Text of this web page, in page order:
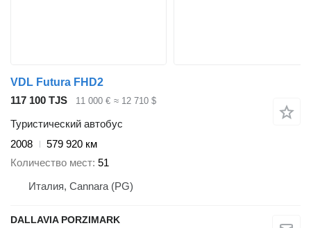
VDL Futura FHD2
117 100 TJS
11 000 € ≈ 12 710 $
Туристический автобус
2008
579 920 км
Количество мест 51
Италия, Cannara (PG)
DALLAVIA PORZIMARK